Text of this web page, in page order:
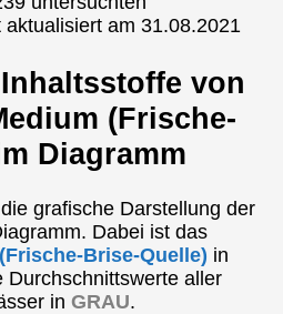
am 31.08.2021
von
(Frische-
Diagramm
grafische Darstellung der
Dabei ist das
Brise-Quelle) in
Durchschnittswerte aller
in GRAU.